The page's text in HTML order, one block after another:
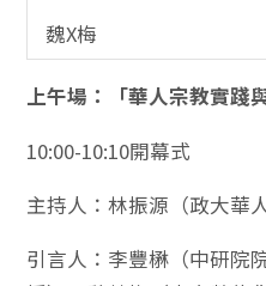
魏X梅
上午場：「華人宗教實踐
10:00-10:10開幕式
主持人：林振源（政大華
引言人：李豐楙（中研院